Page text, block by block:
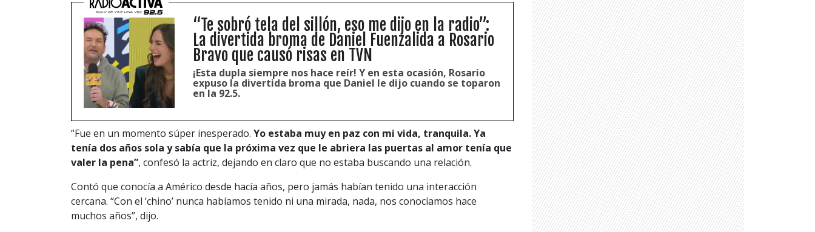
“Te sobró tela del sillón, eso me dijo en la radio”:
La divertida broma de Daniel Fuenzalida a Rosario
Bravo que causó risas en TVN
¡Esta dupla siempre nos hace reír! Y en esta ocasión, Rosario
expuso la divertida broma que Daniel le dijo cuando se toparon
en la 92.5.
“Fue en un momento súper inesperado. Yo estaba muy en paz con mi vida, tranquila. Ya
tenía dos años sola y sabía que la próxima vez que le abriera las puertas al amor tenía que
valer la pena”, confesó la actriz, dejando en claro que no estaba buscando una relación.
Contó que conocía a Américo desde hacía años, pero jamás habían tenido una interacción
cercana. “Con el ‘chino’ nunca habíamos tenido ni una mirada, nada, nos conocíamos hace
muchos años”, dijo.